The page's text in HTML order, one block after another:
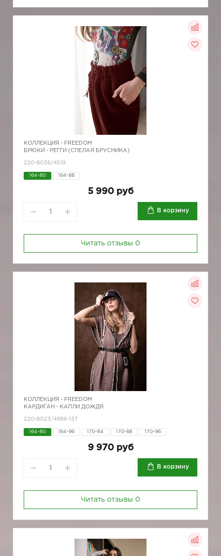
КОЛЛЕКЦИЯ - FREEDOM
БРЮКИ - РЕГГИ (СПЕЛАЯ БРУСНИКА)
220-8036/4519
164-80 164-88
5 990 руб
В корзину
Читать отзывы 0
КОЛЛЕКЦИЯ - FREEDOM
КАРДИГАН - КАПЛИ ДОЖДЯ
220-8023/4986-137
164-80 164-96 170-84 170-88 170-96
9 970 руб
В корзину
Читать отзывы 0